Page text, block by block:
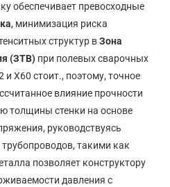
обеспечивает превосходные
, минимизация риска
структур вЗона
(ЗТВ) при полевых сварочных
Х60 стоит., поэтому, точное
влияние прочности
толщины стенки на основе
руководствуясь
такими как
позволяет конструктору
давления с